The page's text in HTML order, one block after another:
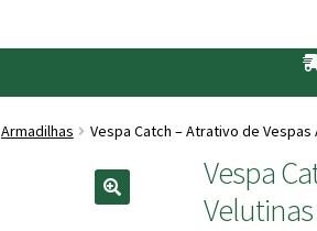
Armadilhas Vespa Catch – Atrativo de
Vespa